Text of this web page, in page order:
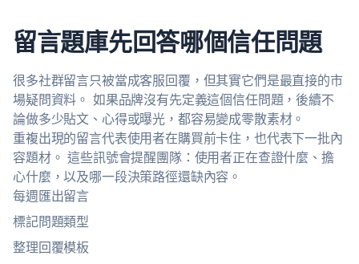
留言題庫先回答哪個信任問題
很多社群留言只被當成客服回覆，但其實它們是最直接的市
場疑問資料。 如果品牌沒有先定義這個信任問題，後續不
論做多少貼文、心得或曝光，都容易變成零散素材。
重複出現的留言代表使用者在購買前卡住，也代表下一批內
容題材。 這些訊號會提醒團隊：使用者正在查證什麼、擔
心什麼，以及哪一段決策路徑還缺內容。
每週匯出留言
標記問題類型
整理回覆模板